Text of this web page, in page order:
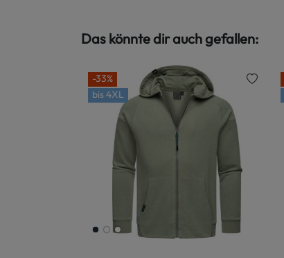
Das könnte dir auch gefallen:
-33%
bis4XL